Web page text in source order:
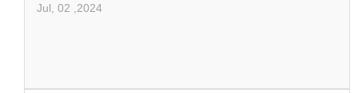
Jul, 02 ,2024